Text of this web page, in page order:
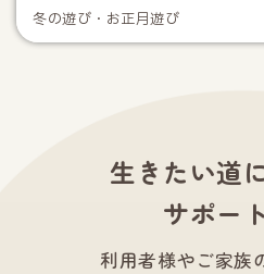
冬の遊び・お正月遊び
生きたい道
サポー
利用者様やご家族